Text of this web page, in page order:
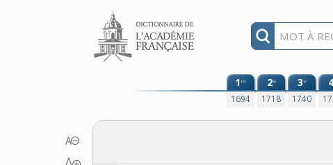
Aller au contenu
1re
1694
2e
1718
3e
1740
4